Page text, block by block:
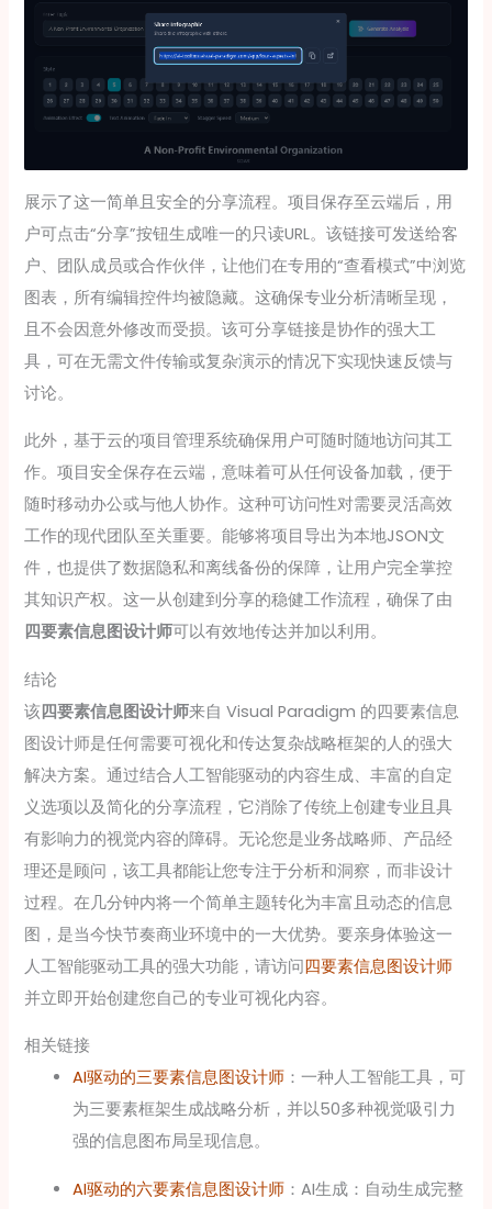
展示了这一简单且安全的分享流程。项目保存至云端后，用
户可点击“分享”按钮生成唯一的只读URL。该链接可发送给客
户、团队成员或合作伙伴，让他们在专用的“查看模式”中浏览
图表，所有编辑控件均被隐藏。这确保专业分析清晰呈现，
且不会因意外修改而受损。该可分享链接是协作的强大工
具，可在无需文件传输或复杂演示的情况下实现快速反馈与
讨论。
此外，基于云的项目管理系统确保用户可随时随地访问其工
作。项目安全保存在云端，意味着可从任何设备加载，便于
随时移动办公或与他人协作。这种可访问性对需要灵活高效
工作的现代团队至关重要。能够将项目导出为本地JSON文
件，也提供了数据隐私和离线备份的保障，让用户完全掌控
其知识产权。这一从创建到分享的稳健工作流程，确保了由
四要素信息图设计师可以有效地传达并加以利用。
结论
该四要素信息图设计师来自 Visual Paradigm 的四要素信息
图设计师是任何需要可视化和传达复杂战略框架的人的强大
解决方案。通过结合人工智能驱动的内容生成、丰富的自定
义选项以及简化的分享流程，它消除了传统上创建专业且具
有影响力的视觉内容的障碍。无论您是业务战略师、产品经
理还是顾问，该工具都能让您专注于分析和洞察，而非设计
过程。在几分钟内将一个简单主题转化为丰富且动态的信息
图，是当今快节奏商业环境中的一大优势。要亲身体验这一
人工智能驱动工具的强大功能，请访问四要素信息图设计师
并立即开始创建您自己的专业可视化内容。
相关链接
AI驱动的三要素信息图设计师 ：一种人工智能工具，可
为三要素框架生成战略分析，并以50多种视觉吸引力
强的信息图布局呈现信息。
AI驱动的六要素信息图设计师 ：AI生成：自动生成完整